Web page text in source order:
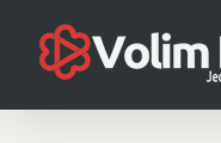
content